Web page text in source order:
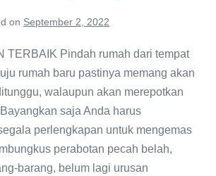
on September 2, 2022
TERBAIK Pindah rumah dari tempat
rumah baru pastinya memang akan
walaupun akan merepotkan
saja Anda harus
perlengkapan untuk mengemas
perabotan pecah belah,
barang, belum lagi urusan